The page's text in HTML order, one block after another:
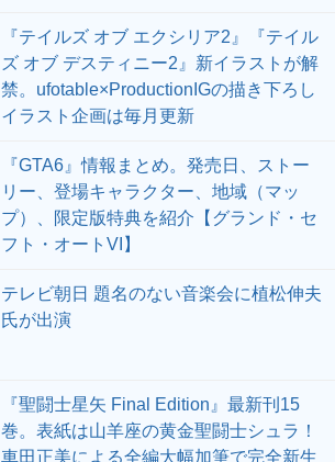
『このすば』最新刊23巻。手錠で繋がれ
たカズマとダクネス。納税から逃れるた
め禁断の策へ…（ネタバレあり）【この
素晴らしい世界に祝福を！】
『テイルズ オブ エクシリア2』『テイル
ズ オブ デスティニー2』新イラストが解
禁。ufotable×ProductionIGの描き下ろし
イラスト企画は毎月更新
『GTA6』情報まとめ。発売日、ストー
リー、登場キャラクター、地域（マッ
テレビ朝日 題名のない音楽会に植松伸夫
氏が出演